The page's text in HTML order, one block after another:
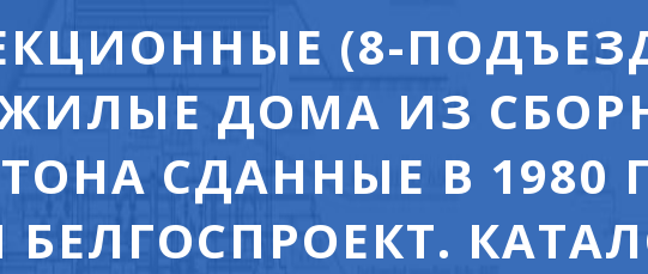
(8-
ДОМА ИЗ
СДАННЫЕ В 1980